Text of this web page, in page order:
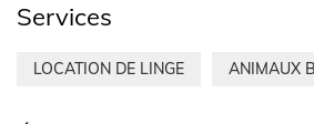
Services
LOCATION DE LINGE ANIMAUX